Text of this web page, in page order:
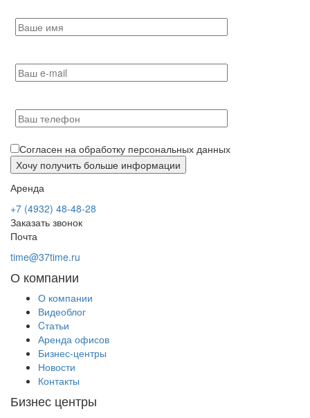
Согласен на обработку персональных данных
Аренда
+7 (4932) 48-48-28
Заказать звонок
Почта
time@37time.ru
О компании
О компании
Видеоблог
Cтатьи
Аренда офисов
Бизнес-центры
Новости
Контакты
Бизнес центры